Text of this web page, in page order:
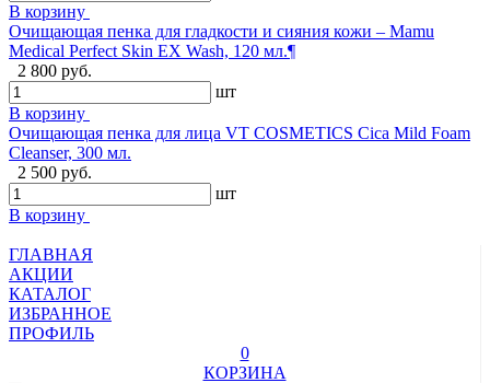
В корзину
Очищающая пенка для гладкости и сияния кожи – Mamu
Medical Perfect Skin EX Wash, 120 мл.¶
2 800 руб.
шт
В корзину
Очищающая пенка для лица VT COSMETICS Cica Mild Foam
Cleanser, 300 мл.
2 500 руб.
шт
В корзину
ГЛАВНАЯ
АКЦИИ
КАТАЛОГ
ИЗБРАННОЕ
ПРОФИЛЬ
0
КОРЗИНА